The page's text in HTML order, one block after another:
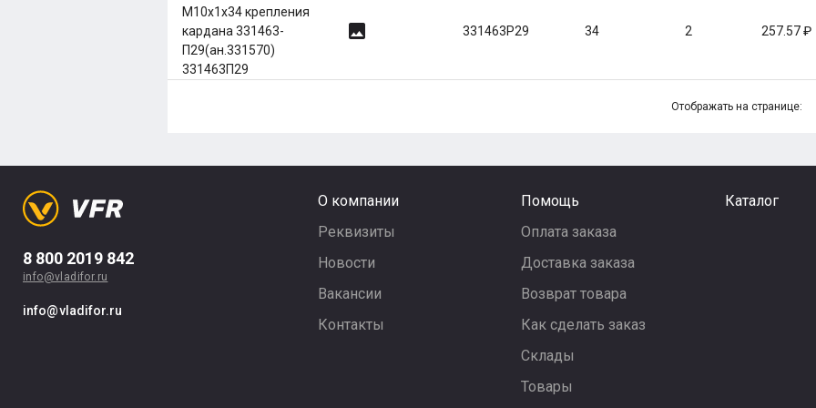
М10х1х34 крепления
кардана 331463-
П29(ан.331570)
331463П29
image 331463P29 34 2 257.57
Отображать на странице:
8 800 2019 842
info@vladifor.ru
info@vladifor.ru
О компании
Реквизиты
Новости
Вакансии
Контакты
Помощь
Оплата заказа
Доставка заказа
Возврат товара
Как сделать заказ
Склады
Товары
Каталог